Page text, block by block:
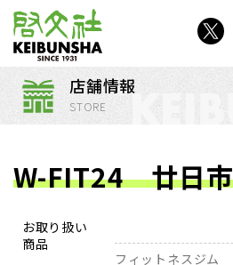
店舗情報
STORE
W-FIT24 廿日
お取り扱い
商品
フィットネスジム